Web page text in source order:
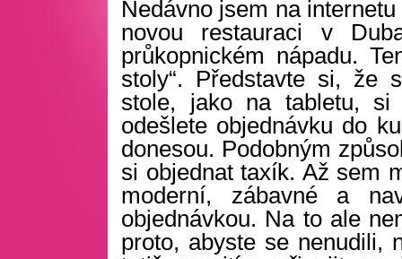
Nedávno jsem na
novou restauraci v
průkopnickém nápadu.
stoly“. Představte si, že
stole, jako na tabletu,
odešlete objednávku do
donesou. Podobným
si objednat taxík. Až sem
moderní, zábavné a
objednávkou. Na to ale
proto, abyste se nenudili,